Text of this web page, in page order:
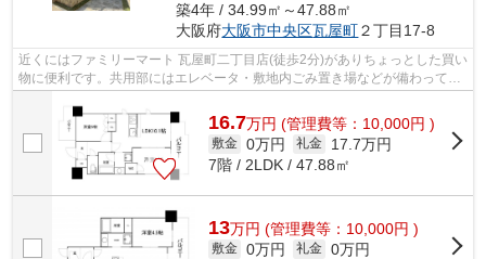
築4年 / 34.99㎡～47.88㎡
大阪府大阪市中央区瓦屋町２丁目17-8
近くにはファミリーマート 瓦屋町二丁目店(徒歩2分)がありちょっとした買い
物に便利です。共用部にはエレベータ・敷地内ごみ置き場などが備わってお
16.7万円 (管理費等：10,000円 )
敷金 0万円 礼金
17.7万円
7階 / 2LDK / 47.88㎡
13万円 (管理費等：10,000円 )
敷金 0万円 礼金 0万円